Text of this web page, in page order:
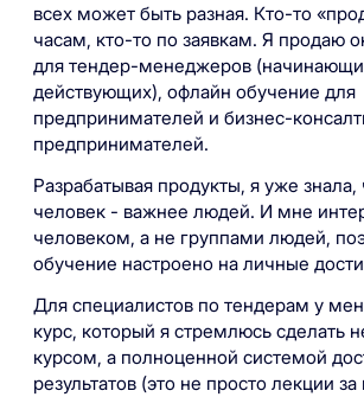
всех может быть разная. Кто-то
часам, кто-то по заявкам. Я продаю
для тендер-менеджеров
действующих), офлайн обучение для
предпринимателей и бизнес-
предпринимателей.
Разрабатывая продукты, я уже
человек - важнее людей. И мне
человеком, а не группами людей,
обучение настроено на личные
Для специалистов по тендерам у
курс, который я стремлюсь сделать
курсом, а полноценной системой
результатов (это не просто лекции